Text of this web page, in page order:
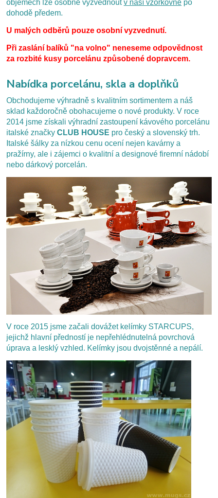
objemech lze osobně vyzvednoutv naší vzorkovně po
dohodě předem.
U malých odběrů pouze osobní vyzvednutí.
Při zaslání balíků "na volno" neneseme odpovědnost
za rozbité kusy porcelánu způsobené dopravcem.
Nabídka porcelánu, skla a doplňků
Obchodujeme výhradně s kvalitním sortimentem a náš
sklad každoročně obohacujeme o nové produkty. V roce
2014 jsme získali výhradní zastoupení kávového porcelánu
italské značkyCLUB HOUSE pro český a slovenský trh.
Italské šálky za nízkou cenu ocení nejen kavárny a
pražírny, ale i zájemci o kvalitní a designové firemní nádobí
nebo dárkový porcelán.
V roce 2015 jsme začali dovážet kelímky STARCUPS,
jejichž hlavní předností je nepřehlédnutelná povrchová
úprava a lesklý vzhled. Kelímky jsou dvojstěnné a nepálí.